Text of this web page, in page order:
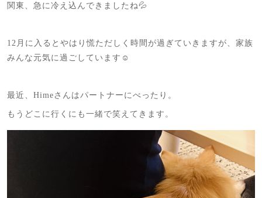
関東、急に冷え込んできましたね💦
12月に入るとやはり慌ただしく時間が過ぎていきますが、家族
みんな元気に過ごしています☺️
最近、Himeさんはパートナーにべったり。
もうどこに行くにも一緒で笑えてきます。